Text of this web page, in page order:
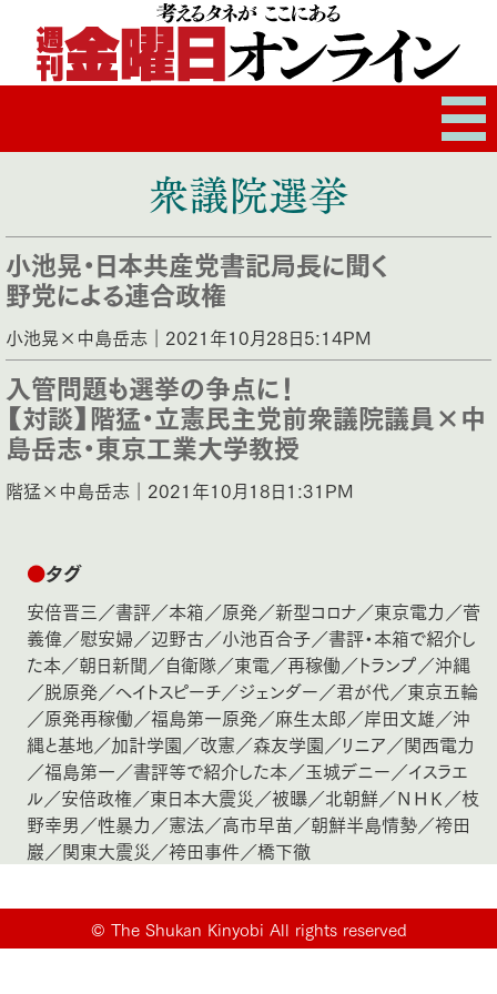
衆議院選挙
小池晃・日本共産党書記局長に聞く
野党による連合政権
小池晃×中島岳志｜2021年10月28日5:14PM
入管問題も選挙の争点に！
【対談】階猛・立憲民主党前衆議院議員×中
島岳志・東京工業大学教授
階猛×中島岳志｜2021年10月18日1:31PM
●タグ
安倍晋三 ／書評／本箱／原発／新型コロナ／東京電力 ／菅
義偉／慰安婦／辺野古／小池百合子／書評・本箱で紹介し
た本／朝日新聞／自衛隊／東電／再稼働／トランプ／沖縄
／脱原発／ヘイトスピーチ／ジェンダー／君が代／東京五輪
／原発再稼働／福島第一原発／麻生太郎／岸田文雄／沖
縄と基地／加計学園／改憲／森友学園／リニア／関西電力
／福島第一／書評等で紹介した本／玉城デニー／イスラエ
ル／安倍政権／東日本大震災 ／被曝／北朝鮮／ＮＨＫ ／枝
野幸男 ／性暴力 ／憲法／高市早苗／朝鮮半島情勢／袴田
巖／関東大震災 ／袴田事件／橋下徹
© The Shukan Kinyobi All rights reserved